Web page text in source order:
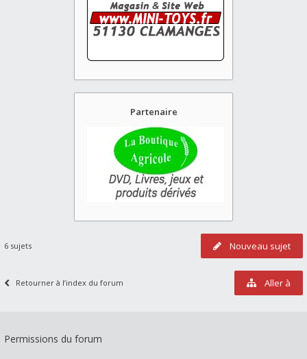
Partenaire
Nouveau sujet
6 sujets
Retourner à l’index du forum Aller à
Permissions du forum